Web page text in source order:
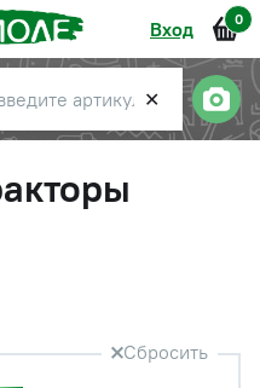
Вход 0
✕
Сбросить